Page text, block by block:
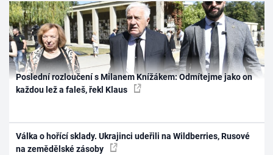
Poslední rozloučení s Milanem Knížákem: Odmítejme jako on
každou lež a faleš, řekl Klaus
Válka o hořící sklady. Ukrajinci udeřili na Wildberries, Rusové
na zemědělské zásoby